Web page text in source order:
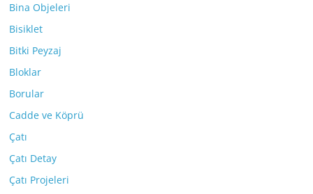
Bina Objeleri
Bisiklet
Bitki Peyzaj
Bloklar
Borular
Cadde ve Köprü
Çatı
Çatı Detay
Çatı Projeleri